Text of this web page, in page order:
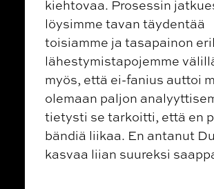
kiehtovaa. Prosessin
löysimme tavan täydentää
toisiamme ja tasapainon
lähestymistapojemme
myös, että ei-fanius auttoi
olemaan paljon
tietysti se tarkoitti, että en
bändiä liikaa. En antanut
kasvaa liian suureksi